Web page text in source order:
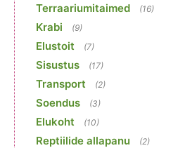
Terraariumitaimed (16)
Krabi (9)
Elustoit (7)
Sisustus (17)
Transport (2)
Soendus (3)
Elukoht (10)
Reptiilide allapanu (2)